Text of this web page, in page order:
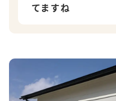
てますね